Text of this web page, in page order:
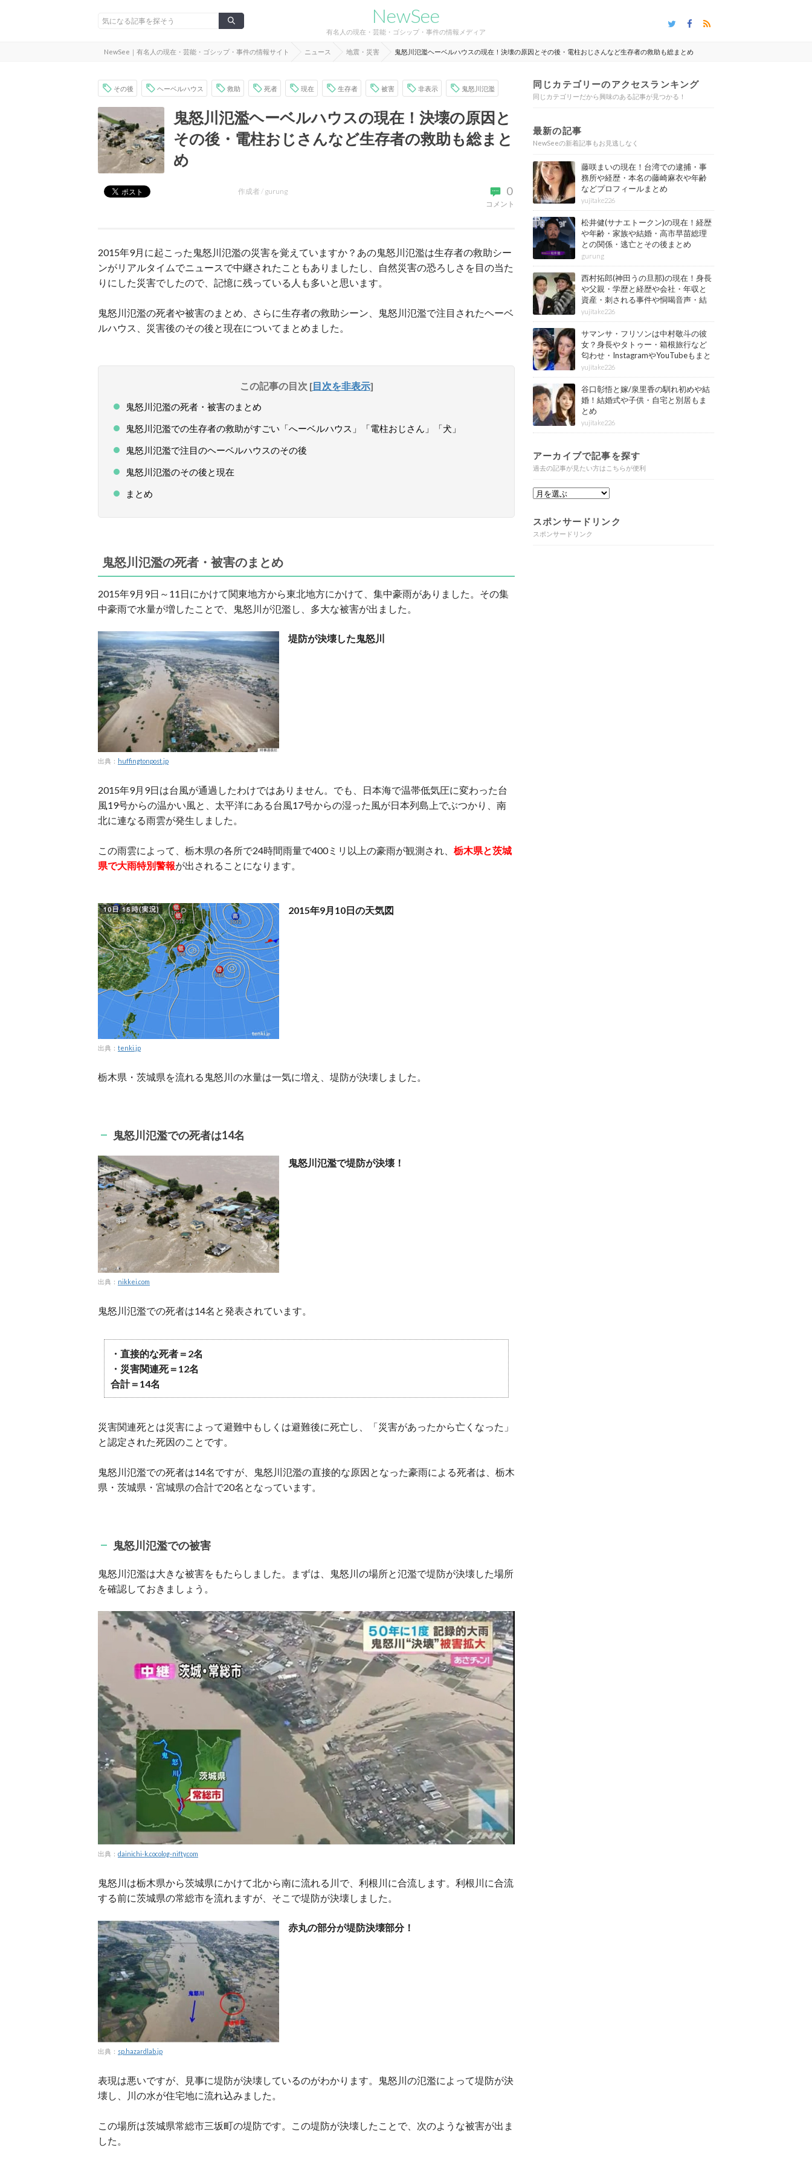
NewSee
有名人の現在・芸能・ゴシップ・事件の情報メディア
NewSee｜有名人の現在・芸能・ゴシップ・事件の情報サイト ニュース 地震・災害 鬼怒川氾濫ヘーベルハウスの現在！決壊の原因とその後・電柱おじさんなど生存者の救助も総まとめ
その後 ヘーベルハウス 救助 死者 現在 生存者 被害 非表示 鬼怒川氾濫
鬼怒川氾濫ヘーベルハウスの現在！決壊の原因と
その後・電柱おじさんなど生存者の救助も総まと
め
0
コメント
作成者 / gurung
2015年9月に起こった鬼怒川氾濫の災害を覚えていますか？あの鬼怒川氾濫は生存者の救助シー
ンがリアルタイムでニュースで中継されたこともありましたし、自然災害の恐ろしさを目の当た
りにした災害でしたので、記憶に残っている人も多いと思います。
鬼怒川氾濫の死者や被害のまとめ、さらに生存者の救助シーン、鬼怒川氾濫で注目されたヘーベ
ルハウス、災害後のその後と現在についてまとめました。
この記事の目次 [目次を非表示]
鬼怒川氾濫の死者・被害のまとめ
鬼怒川氾濫での生存者の救助がすごい「へーベルハウス」「電柱おじさん」「犬」
鬼怒川氾濫で注目のヘーベルハウスのその後
鬼怒川氾濫のその後と現在
まとめ
鬼怒川氾濫の死者・被害のまとめ
2015年9月9日～11日にかけて関東地方から東北地方にかけて、集中豪雨がありました。その集
中豪雨で水量が増したことで、鬼怒川が氾濫し、多大な被害が出ました。
出典： huffingtonpost.jp
堤防が決壊した鬼怒川
2015年9月9日は台風が通過したわけではありません。でも、日本海で温帯低気圧に変わった台
風19号からの温かい風と、太平洋にある台風17号からの湿った風が日本列島上でぶつかり、南
北に連なる雨雲が発生しました。
この雨雲によって、栃木県の各所で24時間雨量で400ミリ以上の豪雨が観測され、 栃木県と茨城
県で大雨特別警報が出されることになります。
出典： tenki.jp
2015年9月10日の天気図
栃木県・茨城県を流れる鬼怒川の水量は一気に増え、堤防が決壊しました。
鬼怒川氾濫での死者は14名
出典： nikkei.com
鬼怒川氾濫で堤防が決壊！
鬼怒川氾濫での死者は14名と発表されています。
・直接的な死者＝2名
・災害関連死＝12名
合計＝14名
災害関連死とは災害によって避難中もしくは避難後に死亡し、「災害があったから亡くなった」
と認定された死因のことです。
鬼怒川氾濫での死者は14名ですが、鬼怒川氾濫の直接的な原因となった豪雨による死者は、栃木
県・茨城県・宮城県の合計で20名となっています。
鬼怒川氾濫での被害
鬼怒川氾濫は大きな被害をもたらしました。まずは、鬼怒川の場所と氾濫で堤防が決壊した場所
を確認しておきましょう。
出典： dainichi-k.cocolog-nifty.com
鬼怒川は栃木県から茨城県にかけて北から南に流れる川で、利根川に合流します。利根川に合流
する前に茨城県の常総市を流れますが、そこで堤防が決壊しました。
出典： sp.hazardlab.jp
赤丸の部分が堤防決壊部分！
表現は悪いですが、見事に堤防が決壊しているのがわかります。鬼怒川の氾濫によって堤防が決
壊し、川の水が住宅地に流れ込みました。
この場所は茨城県常総市三坂町の堤防です。この堤防が決壊したことで、次のような被害が出ま
した。
同じカテゴリーのアクセスランキング
同じカテゴリーだから興味のある記事が見つかる！
最新の記事
NewSeeの新着記事もお見逃しなく
藤咲まいの現在！台湾での逮捕・事
務所や経歴・本名の藤崎麻衣や年齢
などプロフィールまとめ
yujitake226
松井健(サナエトークン)の現在！経歴
や年齢・家族や結婚・高市早苗総理
との関係・逃亡とその後まとめ
gurung
西村拓郎(神田うの旦那)の現在！身長
や父親・学歴と経歴や会社・年収と
資産・刺される事件や恫喝音声・結
婚と子供や自宅・脳梗塞の病気もま
とめ
yujitake226
サマンサ・フリソンは中村敬斗の彼
女？身長やタトゥー・箱根旅行など
匂わせ・InstagramやYouTubeもまと
め
yujitake226
谷口彰悟と嫁/泉里香の馴れ初めや結
婚！結婚式や子供・自宅と別居もま
とめ
yujitake226
アーカイブで記事を探す
過去の記事が見たい方はこちらが便利
スポンサードリンク
スポンサードリンク